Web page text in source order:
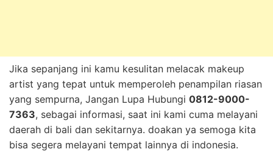
Jika sepanjang ini kamu kesulitan melacak makeup
artist yang tepat untuk memperoleh penampilan riasan
yang sempurna, Jangan Lupa Hubungi 0812-9000-
7363, sebagai informasi, saat ini kami cuma melayani
daerah di bali dan sekitarnya. doakan ya semoga kita
bisa segera melayani tempat lainnya di indonesia.